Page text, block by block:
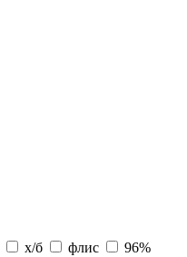
х/б флис
96%